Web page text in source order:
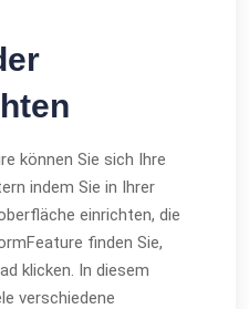
können Sie sich Ihre
indem Sie in Ihrer
einrichten, die
finden Sie,
klicken. In diesem
verschiedene